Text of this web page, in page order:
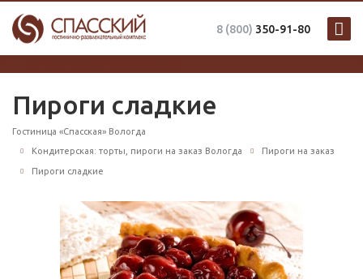
8 (800) 350-91-80
Пироги сладкие
Гостиница «Спасская» Вологда
Кондитерская: торты, пироги на заказ Вологда
Пироги на заказ
Пироги сладкие